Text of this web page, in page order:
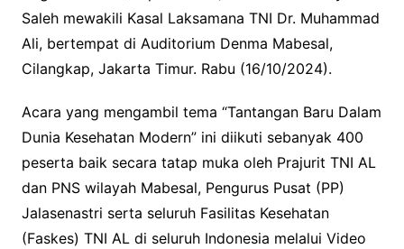
Saleh mewakili Kasal Laksamana TNI Dr. Muhammad
Ali, bertempat di Auditorium Denma Mabesal,
Cilangkap, Jakarta Timur. Rabu (16/10/2024).
Acara yang mengambil tema “Tantangan Baru Dalam
Dunia Kesehatan Modern” ini diikuti sebanyak 400
peserta baik secara tatap muka oleh Prajurit TNI AL
dan PNS wilayah Mabesal, Pengurus Pusat (PP)
Jalasenastri serta seluruh Fasilitas Kesehatan
(Faskes) TNI AL di seluruh Indonesia melalui Video